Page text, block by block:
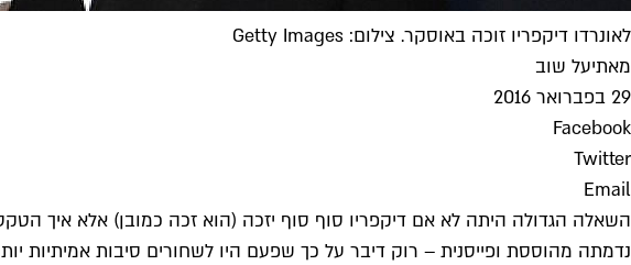
לאונרדו דיקפריו זוכה באוסקר. צילום: Getty Images
מאתיעל שוב
29 בפברואר 2016
Facebook
Twitter
Email
השאלה הגדולה היתה לא אם דיקפריו סוף סוף יזכה (הוא זכה כמובן) אלא איך
נדמתה מהוססת ופייסנית – רוק דיבר על כך שפעם היו לשחורים סיבות אמיתיות